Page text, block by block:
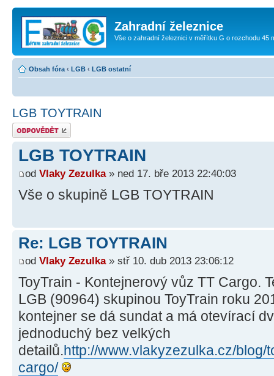
Zahradní železnice
Vše o zahradní železnici v měřítku G o rozchodu 45
Obsah fóra ‹ LGB ‹ LGB ostatní
LGB TOYTRAIN
Odeslat odpověď
LGB TOYTRAIN
od Vlaky Zezulka» ned 17. bře 2013 22:40:03
Vše o skupině LGB TOYTRAIN
Re: LGB TOYTRAIN
od Vlaky Zezulka» stř 10. dub 2013 23:06:12
ToyTrain - Kontejnerový vůz TT Cargo.
LGB (90964) skupinou ToyTrain roku
kontejner se dá sundat a má otevírací
jednoduchý bez velkých
detailů.http://www.vlakyzezulka.cz/
cargo/